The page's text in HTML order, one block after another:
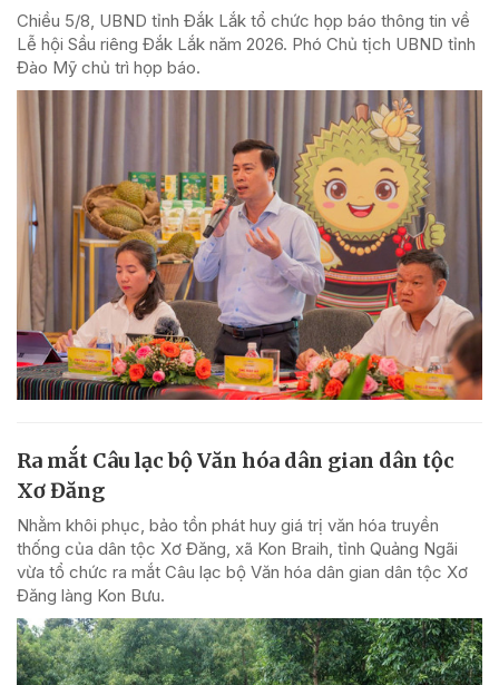
Chiều 5/8, UBND tỉnh Đắk Lắk tổ chức họp báo thông tin về
Lễ hội Sầu riêng Đắk Lắk năm 2026. Phó Chủ tịch UBND tỉnh
Đào Mỹ chủ trì họp báo.
Ra mắt Câu lạc bộ Văn hóa dân gian dân tộc
Xơ Đăng
Nhằm khôi phục, bảo tồn phát huy giá trị văn hóa truyền
thống của dân tộc Xơ Đăng, xã Kon Braih, tỉnh Quảng Ngãi
vừa tổ chức ra mắt Câu lạc bộ Văn hóa dân gian dân tộc Xơ
Đăng làng Kon Bưu.